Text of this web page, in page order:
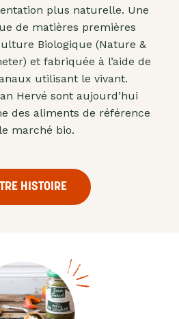
plus naturelle. Une
de matières premières
Biologique (Nature &
et fabriquée à l’aide de
utilisant le vivant.
Hervé sont aujourd’hui
des aliments de référence
marché bio.
HISTOIRE